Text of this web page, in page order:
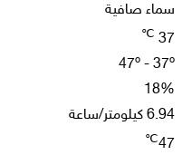
سماء صافية
37
℃
47º - 37º
18%
6.94 كيلومتر/ساعة
47
℃